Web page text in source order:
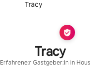
Tracy
Erfahrene:r Gastgeber:in in